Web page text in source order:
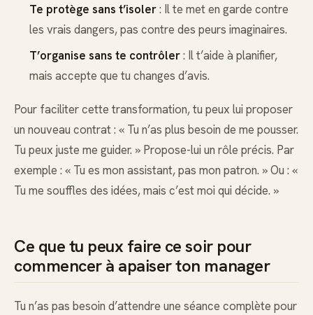
Te protège sans t’isoler: Il te met en garde contre
les vrais dangers, pas contre des peurs imaginaires.
T’organise sans te contrôler: Il t’aide à planifier,
mais accepte que tu changes d’avis.
Pour faciliter cette transformation, tu peux lui proposer
un nouveau contrat : « Tu n’as plus besoin de me pousser.
Tu peux juste me guider. » Propose-lui un rôle précis. Par
exemple : « Tu es mon assistant, pas mon patron. » Ou : «
Tu me souffles des idées, mais c’est moi qui décide. »
Ce que tu peux faire ce soir pour
commencer à apaiser ton manager
Tu n’as pas besoin d’attendre une séance complète pour